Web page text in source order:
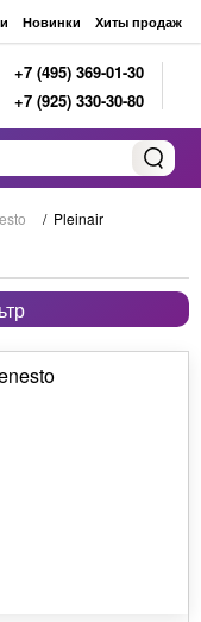
Новинки Хиты продаж
+7 (495) 369-01-30
+7 (925) 330-30-80
/ Pleinair